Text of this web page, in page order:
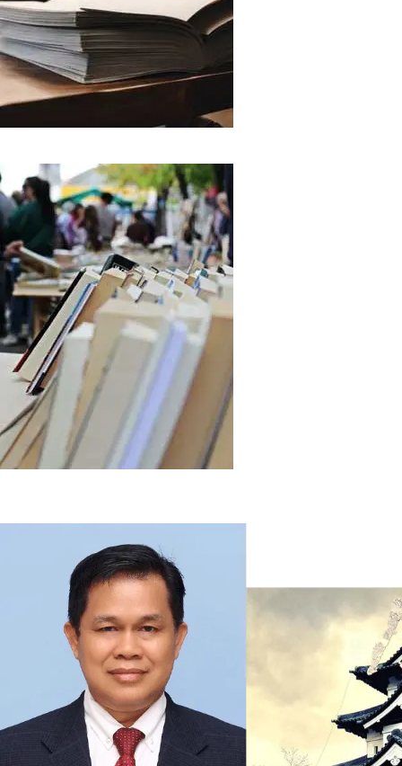
PUBLISHING
Penerbitan Buku
Menerbitkan buku pembelajaran
Bahasa Jepang, mulai dari buku teks,
latihan, hingga bacaan budaya
Distribusi Buku
Mendistribusikan buku-buku
berbahasa Jepang sekolah,
lembaga pendidikan di seluruh
Indonesia dll